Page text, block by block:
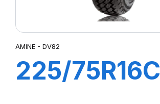
AMINE - DV82
225/75R16C